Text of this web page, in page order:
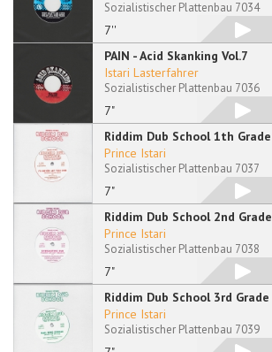
7''
Sozialistischer Plattenbau 7034
PAIN - Acid Skanking Vol.7
7"
Istari Lasterfahrer
Sozialistischer Plattenbau 7036
Riddim Dub School 1th Grade
7"
Prince Istari
Sozialistischer Plattenbau 7037
Riddim Dub School 2nd Grade
7"
Prince Istari
Sozialistischer Plattenbau 7038
Riddim Dub School 3rd Grade
Prince Istari
Sozialistischer Plattenbau 7039